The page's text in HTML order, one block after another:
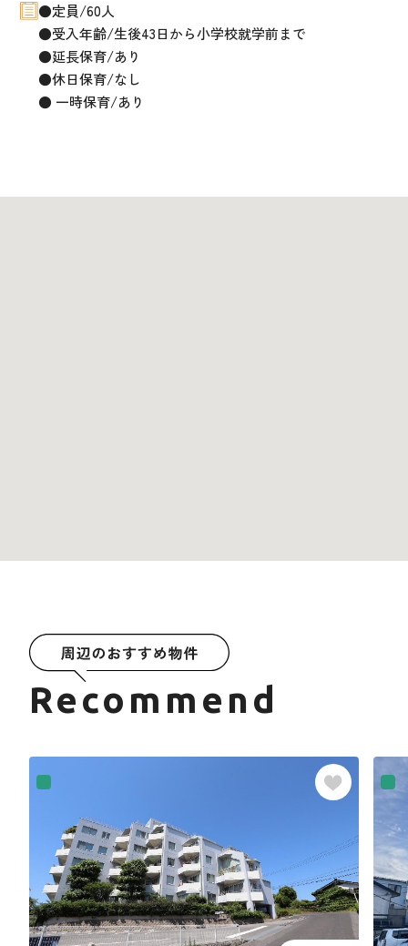
●定員/60人
●受入年齢/生後43日から小学校就学前まで
●延長保育/あり
●休日保育/なし
● 一時保育/あり
Recommend